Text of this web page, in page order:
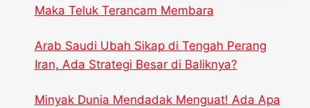
Maka Teluk Terancam Membara
Arab Saudi Ubah Sikap di Tengah Perang
Iran, Ada Strategi Besar di Baliknya?
Minyak Dunia Mendadak Menguat! Ada Apa